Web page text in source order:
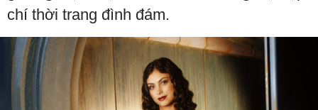
chí thời trang đình đám.